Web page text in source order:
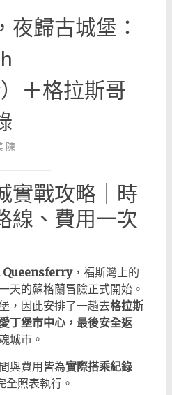
夜歸古城堡：
＋格拉斯哥
陳
實戰攻略｜時
線、費用一次
Queensferry，福斯灣上的
天的蘇格蘭冒險正式開始。
，因此安排了一趟去格拉斯
丁堡市中心，最後安全返
城市。
與費用皆為實際搭乘紀錄
全照表執行。